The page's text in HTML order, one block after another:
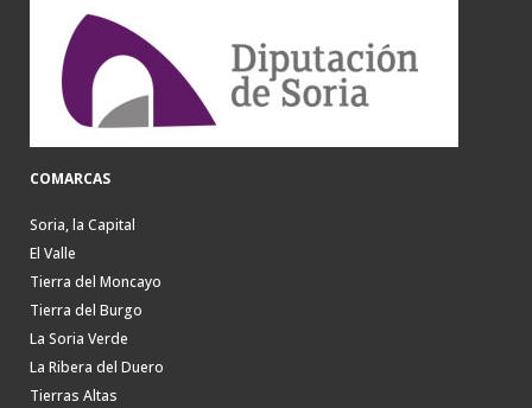
COMARCAS
Soria, la Capital
El Valle
Tierra del Moncayo
Tierra del Burgo
La Soria Verde
La Ribera del Duero
Tierras Altas